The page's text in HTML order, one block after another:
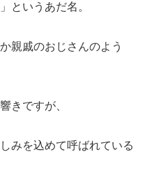
というあだ名。
親戚のおじさんのよう
きですが、
みを込めて呼ばれている